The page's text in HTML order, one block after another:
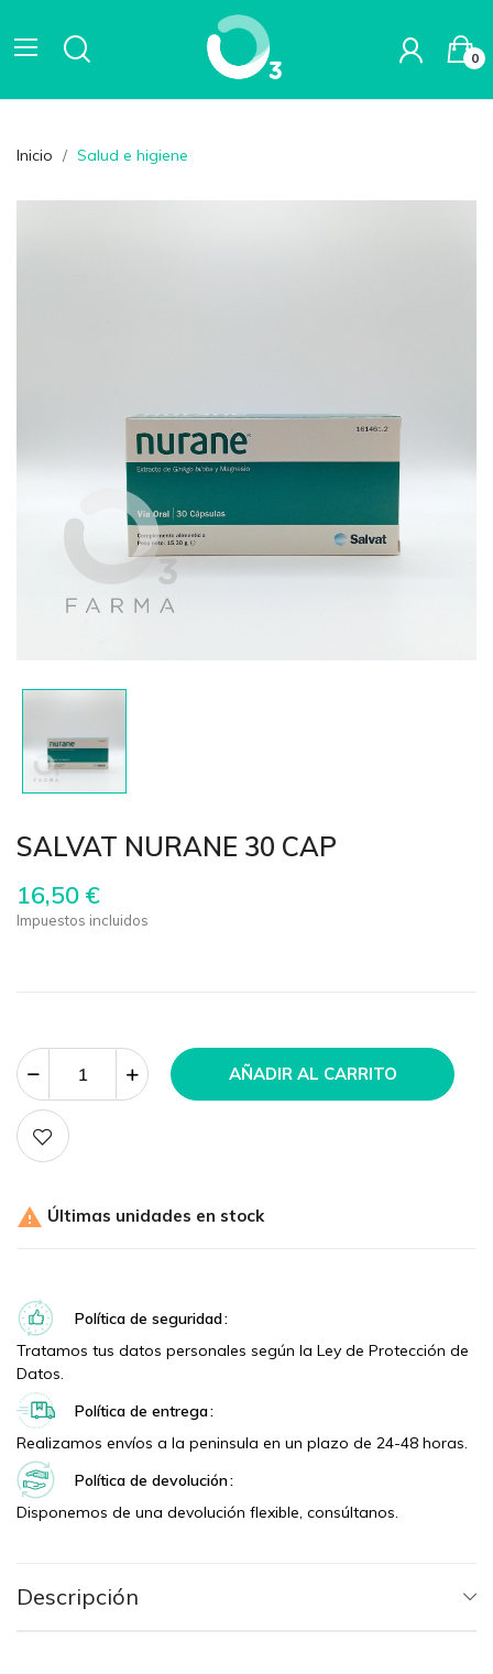
0
Inicio Salud e higiene
SALVAT NURANE 30 CAP
16,50 €
Impuestos incluidos
AÑADIR AL CARRITO
 Últimas unidades en stock
Política de seguridad
Tratamos tus datos personales según la Ley de Protección de
Datos.
Política de entrega
Realizamos envíos a la peninsula en un plazo de 24-48 horas.
Política de devolución
Disponemos de una devolución flexible, consúltanos.
Descripción